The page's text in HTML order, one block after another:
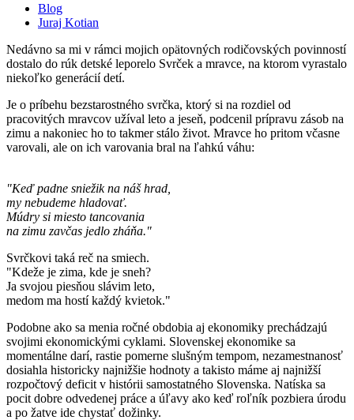
Blog
Juraj Kotian
Nedávno sa mi v rámci mojich opätovných rodičovských povinností
dostalo do rúk detské leporelo Svrček a mravce, na ktorom vyrastalo
niekoľko generácií detí.
Je o príbehu bezstarostného svrčka, ktorý si na rozdiel od
pracovitých mravcov užíval leto a jeseň, podcenil prípravu zásob na
zimu a nakoniec ho to takmer stálo život. Mravce ho pritom včasne
varovali, ale on ich varovania bral na ľahkú váhu:
"Keď padne sniežik na náš hrad,
my nebudeme hladovať.
Múdry si miesto tancovania
na zimu zavčas jedlo zháňa."
Svrčkovi taká reč na smiech.
"Kdeže je zima, kde je sneh?
Ja svojou piesňou slávim leto,
medom ma hostí každý kvietok."
Podobne ako sa menia ročné obdobia aj ekonomiky prechádzajú
svojimi ekonomickými cyklami. Slovenskej ekonomike sa
momentálne darí, rastie pomerne slušným tempom, nezamestnanosť
dosiahla historicky najnižšie hodnoty a takisto máme aj najnižší
rozpočtový deficit v histórii samostatného Slovenska. Natíska sa
pocit dobre odvedenej práce a úľavy ako keď roľník pozbiera úrodu
a po žatve ide chystať dožinky.